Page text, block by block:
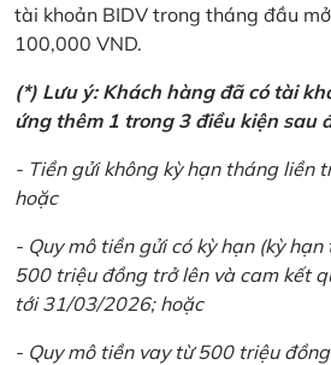
tài khoản BIDV trong tháng đầu
100,000 VND.
(*) Lưu ý: Khách hàng đã có tài
ứng thêm 1 trong 3 điều kiện sau
- Tiền gửi không kỳ hạn tháng liền
hoặc
- Quy mô tiền gửi có kỳ hạn (kỳ
500 triệu đồng trở lên và cam kết
tới 31/03/2026; hoặc
- Quy mô tiền vay từ 500 triệu